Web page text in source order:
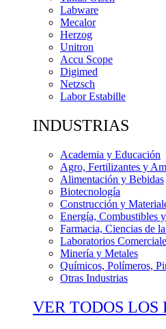
Labware
Mecalor
Herzog
Unitron
Accu Scope
Digimed
Netzsch
Labor Estabille
INDUSTRIAS
Academia y Educación
Agro, Fertilizantes y
Alimentación y Bebidas
Biotecnología
Construcción y
Energía, Combustibles
Farmacia, Ciencias de
Laboratorios
Minería y Metales
Químicos, Polímeros,
Otras Industrias
VER TODOS LOS